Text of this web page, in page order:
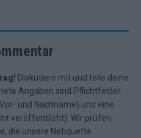
Diskutiere mit und teile deine
Angaben sind Pflichtfelder.
und Nachname) und eine
veröffentlicht). Wir prüfen
die unsere Netiquette